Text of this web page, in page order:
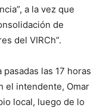
a la vez que
de
del VIRCh”.
las 17 horas
el intendente, Omar
local, luego de lo